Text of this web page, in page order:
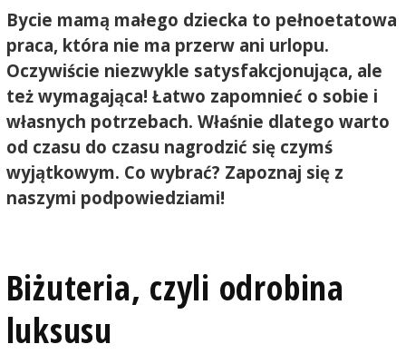
Bycie mamą małego dziecka to pełnoetatowa
praca, która nie ma przerw ani urlopu.
Oczywiście niezwykle satysfakcjonująca, ale
też wymagająca! Łatwo zapomnieć o sobie i
własnych potrzebach. Właśnie dlatego warto
od czasu do czasu nagrodzić się czymś
wyjątkowym. Co wybrać? Zapoznaj się z
naszymi podpowiedziami!
Biżuteria, czyli odrobina
luksusu